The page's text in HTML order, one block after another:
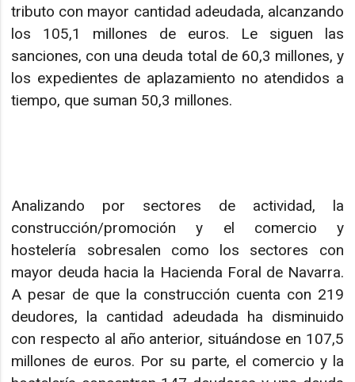
tributo con mayor cantidad adeudada, alcanzando
los 105,1 millones de euros. Le siguen las
sanciones, con una deuda total de 60,3 millones, y
los expedientes de aplazamiento no atendidos a
tiempo, que suman 50,3 millones.
Analizando por sectores de actividad, la
construcción/promoción y el comercio y
hostelería sobresalen como los sectores con
mayor deuda hacia la Hacienda Foral de Navarra.
A pesar de que la construcción cuenta con 219
deudores, la cantidad adeudada ha disminuido
con respecto al año anterior, situándose en 107,5
millones de euros. Por su parte, el comercio y la